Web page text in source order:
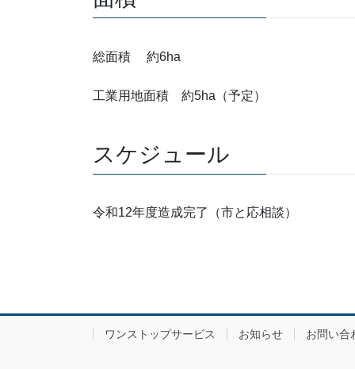
総面積 約6ha
工業用地面積 約5ha（予定）
スケジュール
令和12年度造成完了（市と応相談）
ワンストップサービス お知らせ お問い合